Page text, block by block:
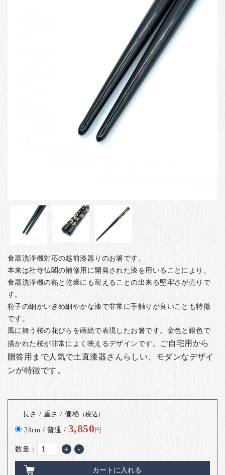
食器洗浄機対応の越前漆器りのお箸です。
本来は社寺仏閣の補修用に開発された漆を用いることにより、
食器洗浄機の熱と乾燥にも耐えることの出来る堅牢さが売りで
す。
粒子の細かいきめ細やかな漆で非常に手触りが良いことも特徴
です。
風に舞う桜の花びらを蒔絵で表現したお箸です。金色と銀色で
描かれた桜が非常によく映えるデザインです。
ご自宅用から
贈答用まで人気で土直漆器さんらしい、モダンなデザイ
ンが特徴です。
長さ / 重さ / 価格 （税込）
24cm / 普通 /3,850円
数量： + -
カートに入れる